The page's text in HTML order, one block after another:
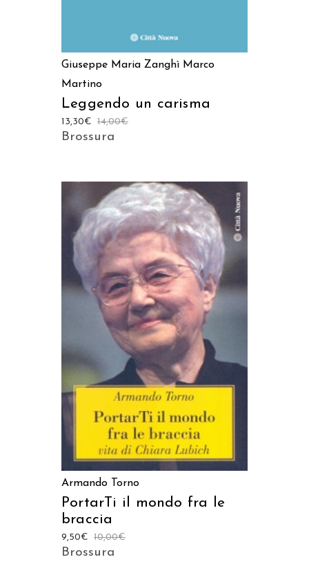
Giuseppe Maria Zanghì Marco
Martino
Leggendo un carisma
14,00€
13,30€
Brossura
AGGIUNGI AL CARRELLO
Armando Torno
PortarTi il mondo fra le
braccia
10,00€
9,50€
Brossura